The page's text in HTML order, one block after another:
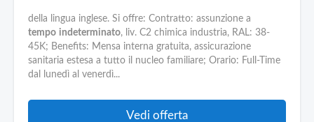
della lingua inglese. Si offre: Contratto: assunzione a
tempo indeterminato, liv. C2 chimica industria, RAL: 38-
45K; Benefits: Mensa interna gratuita, assicurazione
sanitaria estesa a tutto il nucleo familiare; Orario: Full-Time
dal lunedì al venerdì...
Vedi offerta